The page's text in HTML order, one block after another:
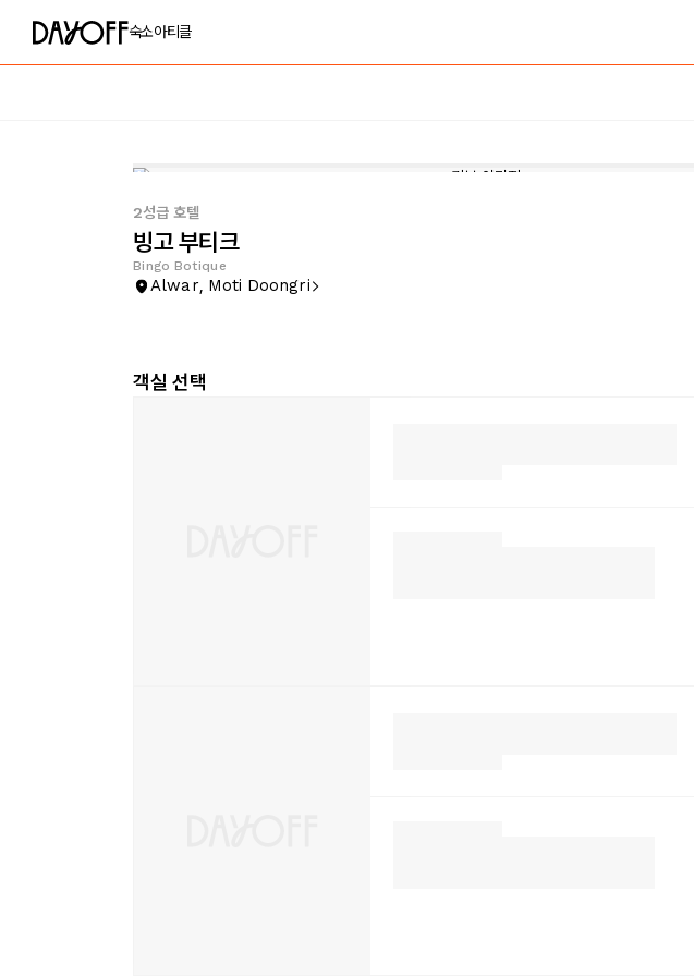
숙소아티클
2성급 호텔
빙고 부티크
Bingo Botique
Alwar, Moti Doongri
객실 선택